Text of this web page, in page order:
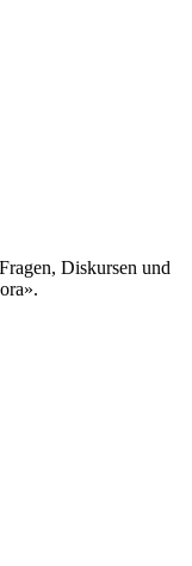
Diskursen und